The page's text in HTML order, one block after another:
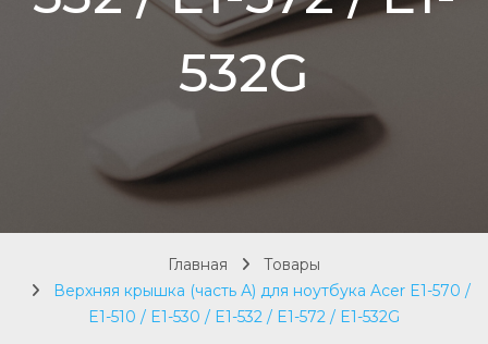
532G
Главная
Товары
Верхняя крышка (часть А) для ноутбука Acer E1-570 /
E1-510 / E1-530 / E1-532 / E1-572 / E1-532G